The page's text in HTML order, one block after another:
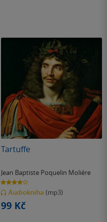
Tartuffe
Jean Baptiste Poquelin Moliére
4.2
z
5
hvězdiček
Audiokniha (mp3)
99 Kč